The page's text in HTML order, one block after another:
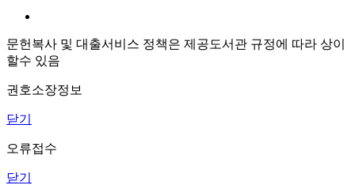
문헌복사 및 대출서비스 정책은 제공도서관 규정에 따라 상이
할수 있음
권호소장정보
닫기
오류접수
닫기